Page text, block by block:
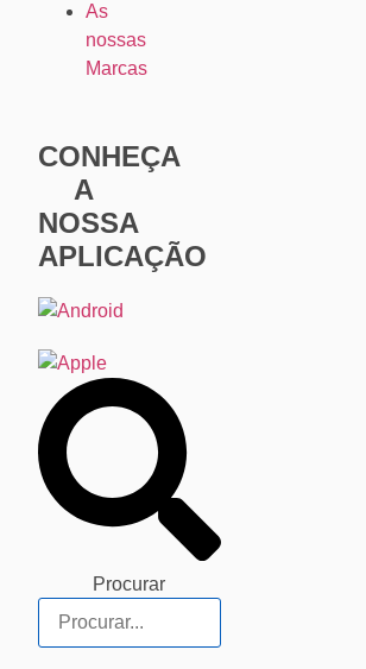
As
nossas
Marcas
CONHEÇA
A
NOSSA
APLICAÇÃO
Procurar